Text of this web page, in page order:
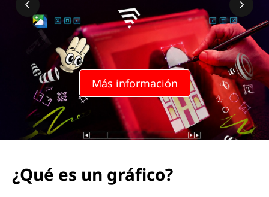
c
Más información
¿Qué es un gráfico?